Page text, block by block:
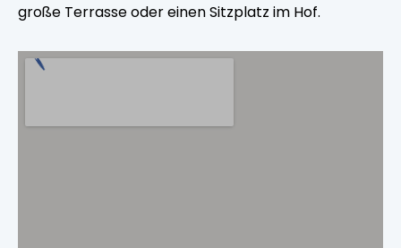
große Terrasse oder einen Sitzplatz im Hof.